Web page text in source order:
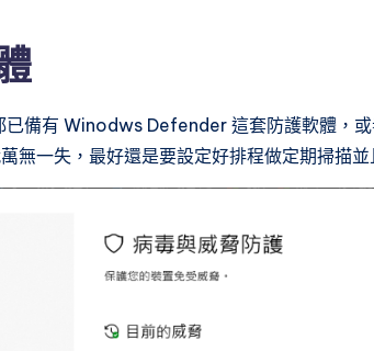
備有 Winodws Defender 這套防護軟體，
無一失，最好還是要設定好排程做定期掃描